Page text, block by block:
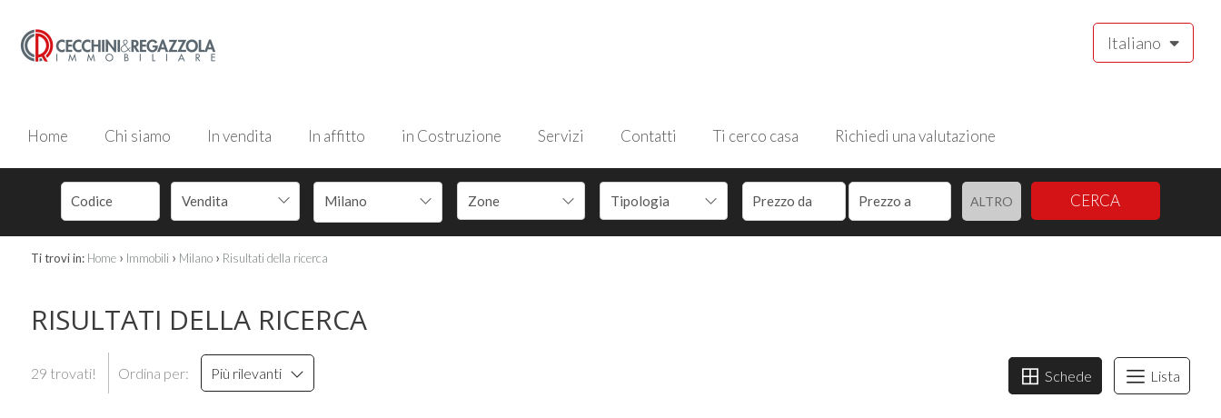
Italiano
Home Chi siamo In vendita In affitto in Costruzione Servizi Contatti Ti cerco casa Richiedi una valutazione
Vendita Milano ALTRO CERCA
Ti trovi in: Home › Immobili › Milano › Risultati della ricerca
RISULTATI DELLA RICERCA
29 trovati! Ordina per: Più rilevanti Schede Lista